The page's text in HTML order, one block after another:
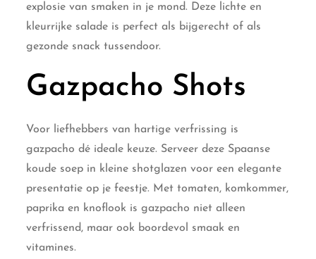
explosie van smaken in je mond. Deze lichte en
kleurrijke salade is perfect als bijgerecht of als
gezonde snack tussendoor.
Gazpacho Shots
Voor liefhebbers van hartige verfrissing is
gazpacho dé ideale keuze. Serveer deze Spaanse
koude soep in kleine shotglazen voor een elegante
presentatie op je feestje. Met tomaten, komkommer,
paprika en knoflook is gazpacho niet alleen
verfrissend, maar ook boordevol smaak en
vitamines.